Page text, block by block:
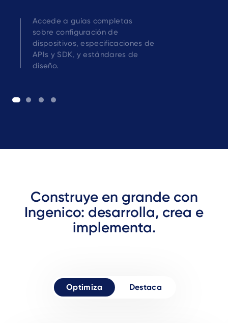
Accede a guías completas
sobre configuración de
dispositivos, especificaciones de
APIs y SDK, y estándares de
diseño.
Construye en grande con
Ingenico: desarrolla, crea e
implementa.
Optimiza Destaca